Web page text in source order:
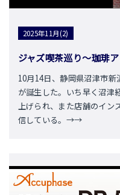
2025年11月(2)
ジャズ喫茶巡り～珈琲
10月14日、静岡県沼津市新
が誕生した。いち早く沼津
上げられ、また店舗のイ
信している。→→